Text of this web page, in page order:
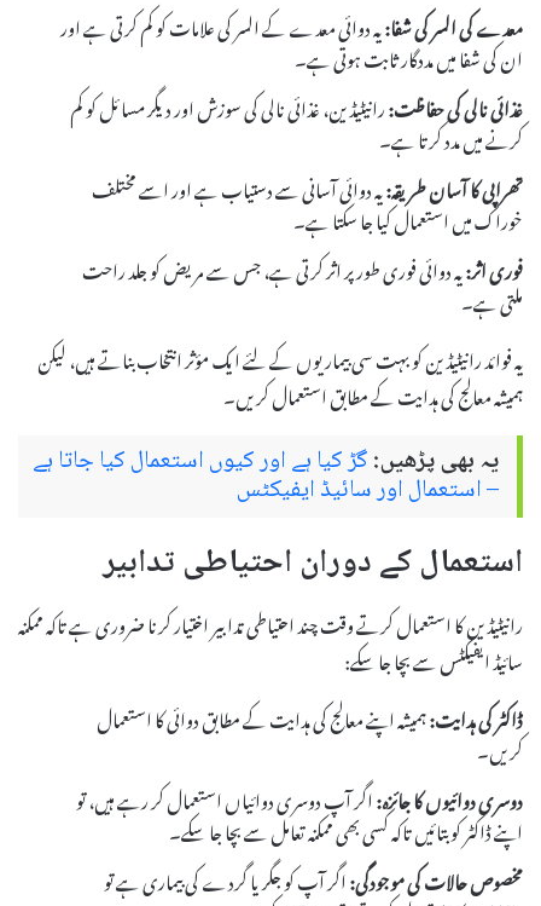
معدے کی السر کی شفا:یہ دوائی معدے کے السر کی علامات کو کم کرتی ہے اور
ان کی شفا میں مددگار ثابت ہوتی ہے۔
غذائی نالی کی حفاظت:رانیٹیڈین، غذائی نالی کی سوزش اور دیگر مسائل کو کم
کرنے میں مدد کرتا ہے۔
تھراپی کا آسان طریقہ:یہ دوائی آسانی سے دستیاب ہے اور اسے مختلف
خوراک میں استعمال کیا جا سکتا ہے۔
فوری اثر:یہ دوائی فوری طور پر اثر کرتی ہے، جس سے مریض کو جلد راحت
ملتی ہے۔
یہ فوائد رانیٹیڈین کو بہت سی بیماریوں کے لئے ایک مؤثر انتخاب بناتے ہیں، لیکن
ہمیشہ معالج کی ہدایت کے مطابق استعمال کریں۔
یہ بھی پڑھیں:گڑ کیا ہے اور کیوں استعمال کیا جاتا ہے
– استعمال اور سائیڈ ایفیکٹس
استعمال کے دوران احتیاطی تدابیر
رانیٹیڈین کا استعمال کرتے وقت چند احتیاطی تدابیر اختیار کرنا ضروری ہے تاکہ ممکنہ
سائیڈ ایفیکٹس سے بچا جا سکے:
ڈاکٹر کی ہدایت:ہمیشہ اپنے معالج کی ہدایت کے مطابق دوائی کا استعمال
کریں۔
دوسری دوائیوں کا جائزہ:اگر آپ دوسری دوائیاں استعمال کر رہے ہیں، تو
اپنے ڈاکٹر کو بتائیں تاکہ کسی بھی ممکنہ تعامل سے بچا جا سکے۔
مخصوص حالات کی موجودگی:اگر آپ کو جگر یا گردے کی بیماری ہے تو